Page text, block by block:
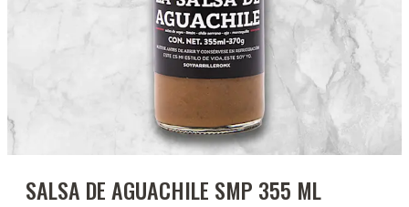
SALSA DE AGUACHILE SMP 355 ML